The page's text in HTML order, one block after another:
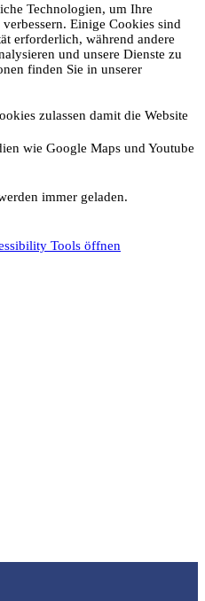
Technologien, um Ihre
Einige Cookies sind
erforderlich, während andere
und unsere Dienste zu
finden Sie in unserer
zulassen damit die Website
wie Google Maps und Youtube
immer geladen.
Tools öffnen